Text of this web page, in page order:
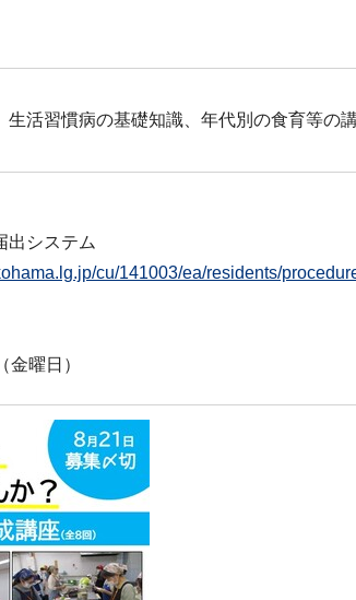
生活習慣病の基礎知識、年代別の食育等の
システム
cu/141003/ea/residents/
金曜日）